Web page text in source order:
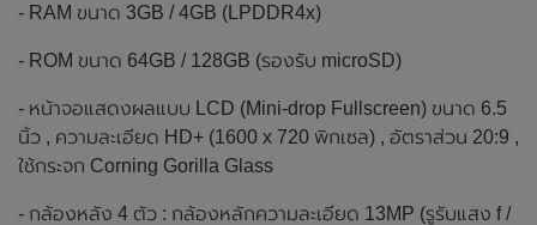
- RAM ขนาด 3GB / 4GB (LPDDR4x)
- ROM ขนาด 64GB / 128GB (รองรับ microSD)
- หน้าจอแสดงผลแบบ LCD (Mini-drop Fullscreen) ขนาด 6.5
นิ้ว , ความละเอียด HD+ (1600 x 720 พิกเซล) , อัตราส่วน 20:9 ,
ใช้กระจก Corning Gorilla Glass
- กล้องหลัง 4 ตัว : กล้องหลักความละเอียด 13MP (รูรับแสง f /